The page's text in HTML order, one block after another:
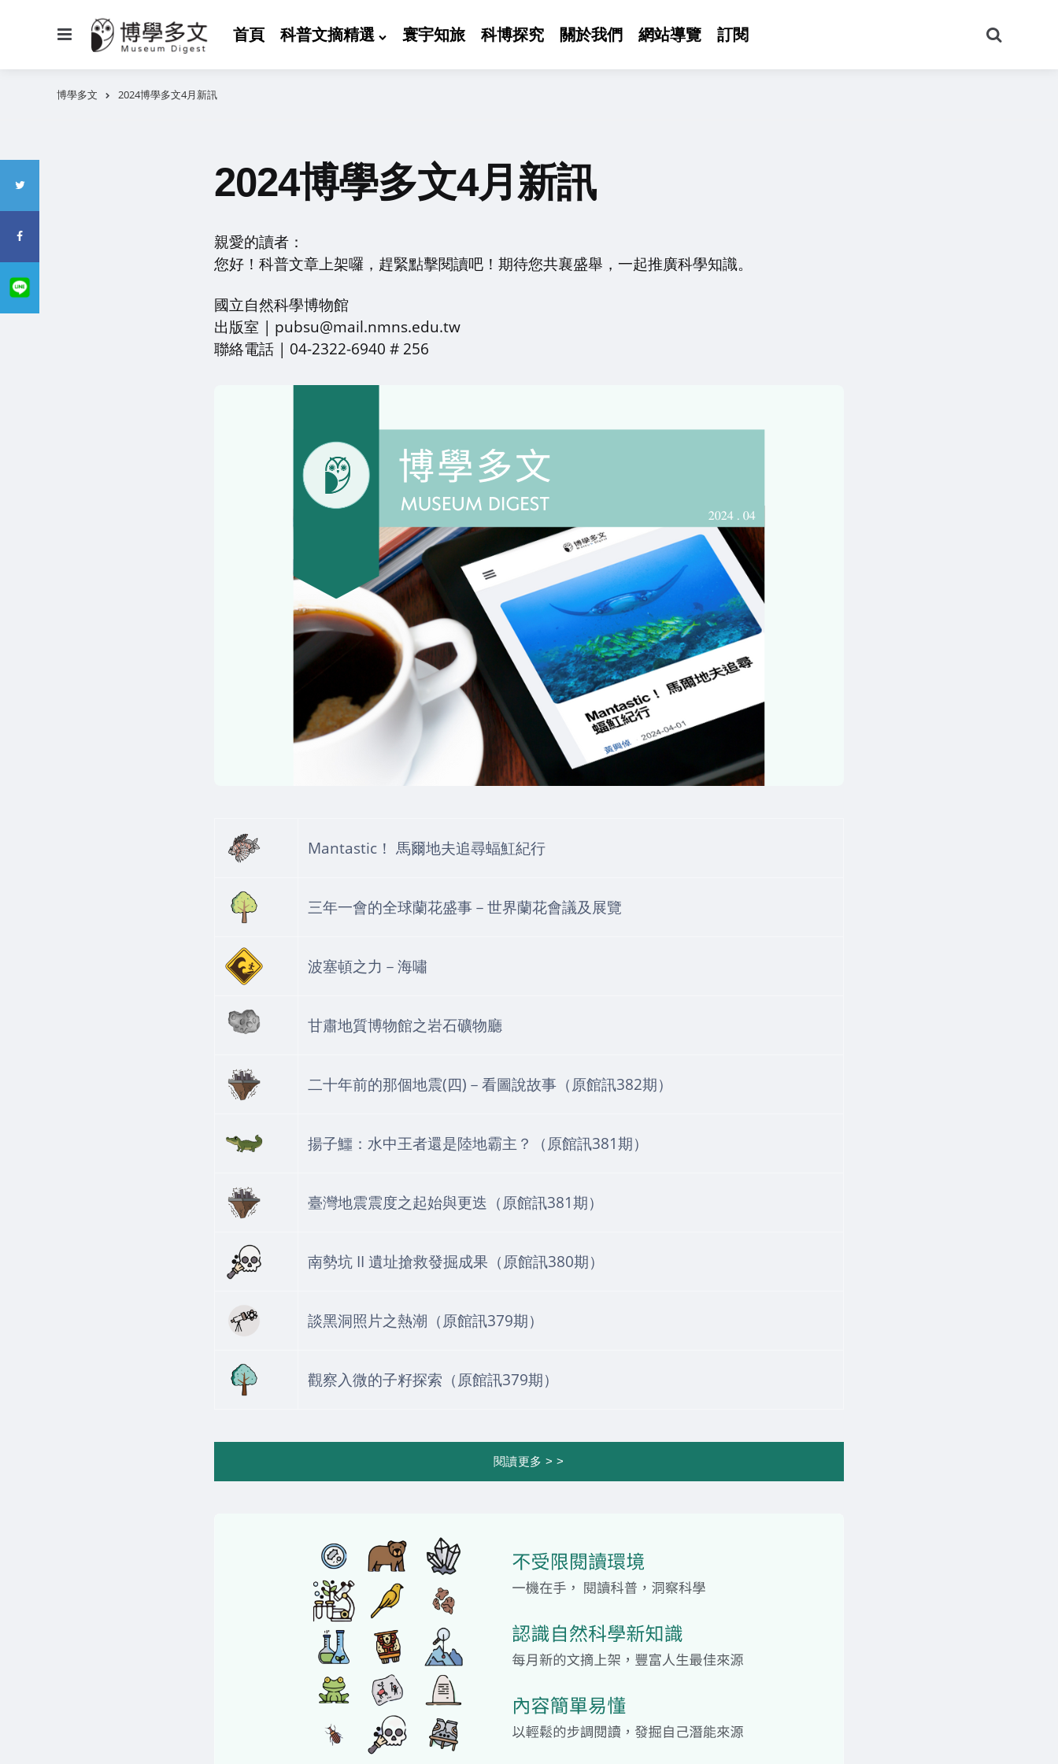
首頁 科普文摘精選 寰宇知旅 科博探究 關於我們 網站導覽 訂閱
尋
博學多文 2024博學多文4月新訊
2024博學多文4月新訊
親愛的讀者：
您好！科普文章上架囉，趕緊點擊閱讀吧！期待您共襄盛舉，一起推廣科學知識。
國立自然科學博物館
出版室 | pubsu@mail.nmns.edu.tw
聯絡電話 | 04-2322-6940 # 256
Mantastic！ 馬爾地夫追尋蝠魟紀行
三年一會的全球蘭花盛事－世界蘭花會議及展覽
波塞頓之力－海嘯
甘肅地質博物館之岩石礦物廳
二十年前的那個地震(四)－看圖說故事（原館訊382期）
揚子鱷：水中王者還是陸地霸主？（原館訊381期）
臺灣地震震度之起始與更迭（原館訊381期）
南勢坑 II 遺址搶救發掘成果（原館訊380期）
談黑洞照片之熱潮（原館訊379期）
觀察入微的子籽探索（原館訊379期）
閱讀更多 > >